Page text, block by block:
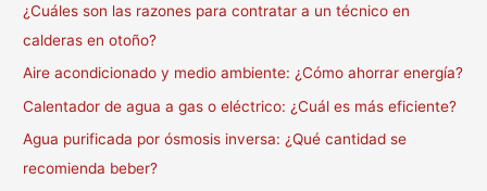
¿Cuáles son las razones para contratar a un técnico en
calderas en otoño?
Aire acondicionado y medio ambiente: ¿Cómo ahorrar energía?
Calentador de agua a gas o eléctrico: ¿Cuál es más eficiente?
Agua purificada por ósmosis inversa: ¿Qué cantidad se
recomienda beber?